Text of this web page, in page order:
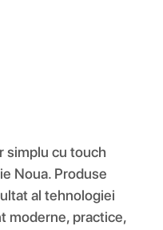
simplu cu touch
Noua. Produse
al tehnologiei
moderne, practice,